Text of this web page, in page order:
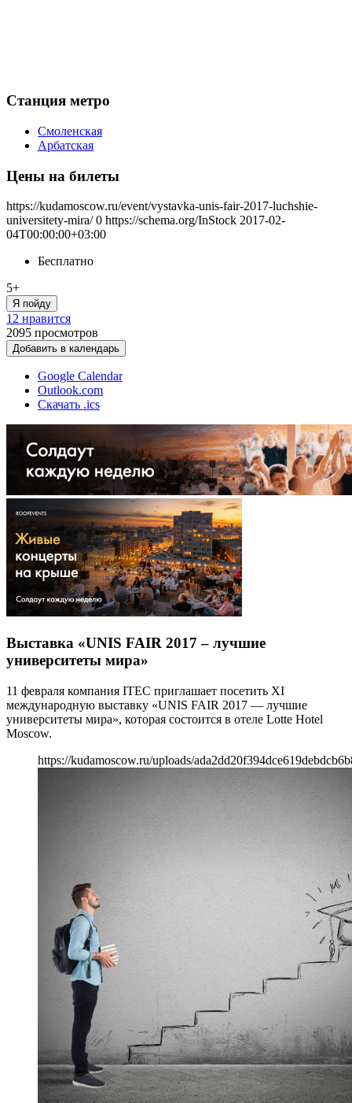
Станция метро
Смоленская
Арбатская
Цены на билеты
https://kudamoscow.ru/event/vystavka-unis-fair-2017-luchshie-
universitety-mira/ 0 https://schema.org/InStock 2017-02-
04T00:00:00+03:00
Бесплатно
5+
Я пойду
12 нравится
2095 просмотров
Добавить в календарь
Google Calendar
Outlook.com
Скачать .ics
Выставка «UNIS FAIR 2017 – лучшие
университеты мира»
11 февраля компания ITEC приглашает посетить XI
международную выставку «UNIS FAIR 2017 — лучшие
университеты мира», которая состоится в отеле Lotte Hotel
Moscow.
https://kudamoscow.ru/uploads/